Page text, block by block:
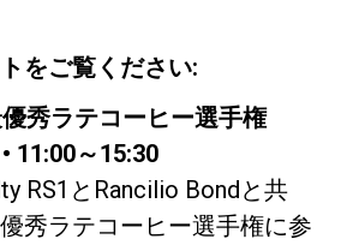
をご覧ください:
秀ラテコーヒー選手権
11:00～15:30
RS1とRancilio Bondと共
秀ラテコーヒー選手権に参